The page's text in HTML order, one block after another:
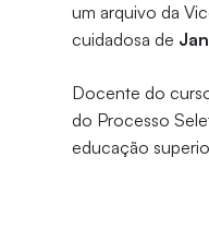
um arquivo da
cuidadosa de
Docente do
do Processo
educação